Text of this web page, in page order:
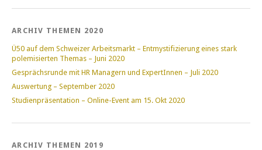
ARCHIV THEMEN 2020
Ü50 auf dem Schweizer Arbeitsmarkt – Entmystifizierung eines stark
polemisierten Themas – Juni 2020
Gesprächsrunde mit HR Managern und ExpertInnen – Juli 2020
Auswertung – September 2020
Studienpräsentation – Online-Event am 15. Okt 2020
ARCHIV THEMEN 2019